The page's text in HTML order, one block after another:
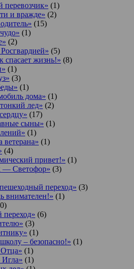
перевозчик» (1)
и вражде» (2)
(15)
(1)
(2)
(5)
спасает жизнь!» (8)
(1)
(3)
(1)
дома» (1)
лед» (2)
(17)
сыны» (1)
(1)
ветерана» (1)
(4)
привет!» (1)
— Светофор» (3)
переход» (3)
внимателен!» (1)
(6)
(3)
(1)
– безопасно!» (1)
(1)
Игла» (1)